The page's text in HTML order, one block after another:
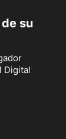
su
Digital